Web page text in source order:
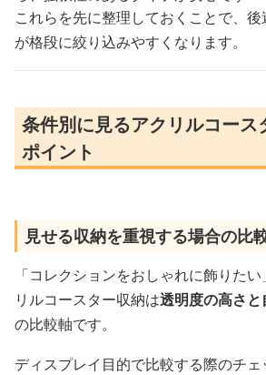
これらを先に整理しておくことで、
が格段に絞り込みやすくなります。
条件別に見るアクリルコース
ポイント
見せる収納を重視する場合の比
「コレクションをおしゃれに飾りた
リルコースター収納は透明度の高さ
の比較軸です。
ディスプレイ目的で比較する際のチ